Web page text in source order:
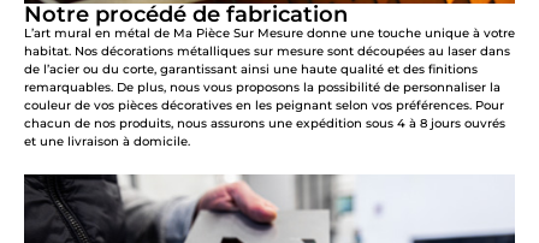
Notre procédé de fabrication
L’art mural en métal de Ma Pièce Sur Mesure donne une touche unique à votre
habitat. Nos décorations métalliques sur mesure sont découpées au laser dans
de l’acier ou du corte, garantissant ainsi une haute qualité et des finitions
remarquables. De plus, nous vous proposons la possibilité de personnaliser la
couleur de vos pièces décoratives en les peignant selon vos préférences. Pour
chacun de nos produits, nous assurons une expédition sous 4 à 8 jours ouvrés
et une livraison à domicile.